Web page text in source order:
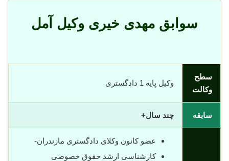
سوابق مهدی خیری وکیل آمل
سطح
وکالت
وکیل پایه 1 دادگستری
سابقه چند سال+
عضو کانون وکلای دادگستری مازندران-
کارشناسی ارشد حقوق خصوصی